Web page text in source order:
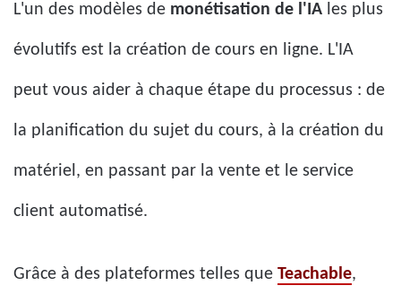
L'un des modèles de monétisation de l'IA les plus
évolutifs est la création de cours en ligne. L'IA
peut vous aider à chaque étape du processus : de
la planification du sujet du cours, à la création du
matériel, en passant par la vente et le service
client automatisé.
Grâce à des plateformes telles que Teachable,